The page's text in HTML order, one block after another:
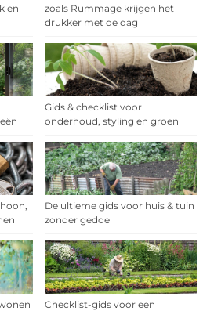
en
zoals Rummage krijgen het
drukker met de dag
Gids & checklist voor
onderhoud, styling en groen
De ultieme gids voor huis & tuin
zonder gedoe
Checklist-gids voor een